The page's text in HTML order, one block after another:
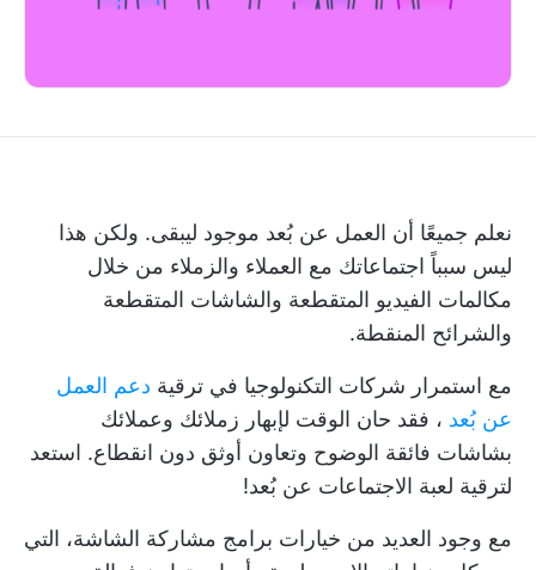
نعلم جميعًا أن العمل عن بُعد موجود ليبقى. ولكن هذا
ليس سبباً اجتماعاتك مع العملاء والزملاء من خلال
مكالمات الفيديو المتقطعة والشاشات المتقطعة
والشرائح المنقطة.
مع استمرار شركات التكنولوجيا في ترقية دعم العمل
عن بُعد ، فقد حان الوقت لإبهار زملائك وعملائك
بشاشات فائقة الوضوح وتعاون أوثق دون انقطاع. استعد
لترقية لعبة الاجتماعات عن بُعد!
مع وجود العديد من خيارات برامج مشاركة الشاشة، التي